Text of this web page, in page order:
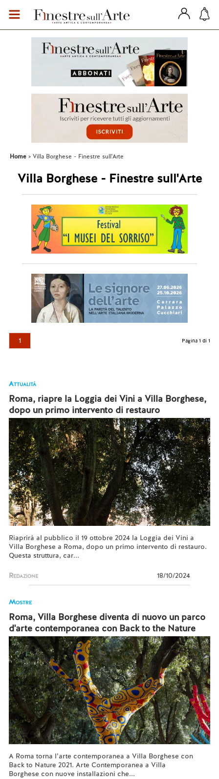
Home Villa Borghese - Finestre sull'Arte
Villa Borghese - Finestre sull'Arte
1 Pagina 1 di 1
Attualità
Roma, riapre la Loggia dei Vini a Villa Borghese,
dopo un primo intervento di restauro
Riaprirà al pubblico il 19 ottobre 2024 la Loggia dei Vini a
Villa Borghese a Roma, dopo un primo intervento di restauro.
Questa struttura, car...
Redazione 18/10/2024
Mostre
Roma, Villa Borghese diventa di nuovo un parco
d'arte contemporanea con Back to the Nature
A Roma torna l’arte contemporanea a Villa Borghese con
Back to Nature 2021. Arte Contemporanea a Villa
Borghese con nuove installazioni che...